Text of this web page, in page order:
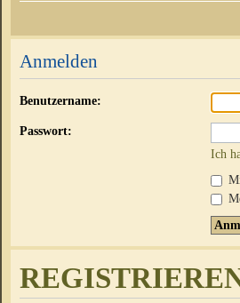
Anmelden
Benutzername:
Passwort:
Ich